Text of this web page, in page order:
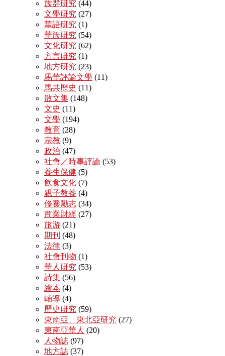
族群研究 (44)
文學研究 (27)
華語研究 (1)
華族研究 (54)
文化研究 (62)
方言研究 (1)
地方研究 (23)
馬華評論文學 (11)
馬共歷史 (11)
散文集 (148)
文史 (11)
文學 (194)
教育 (28)
宗教 (9)
政治 (47)
社會／時事評論 (53)
養生保健 (5)
飲食文化 (7)
親子教養 (4)
修養勵志 (34)
商業財經 (27)
旅游 (21)
期刊 (48)
法律 (3)
社會刊物 (1)
華人研究 (53)
詩集 (56)
繪本 (4)
輔導 (4)
歷史研究 (59)
東南亞、東北亞研究 (27)
東南亞華人 (20)
人物誌 (97)
地方誌 (37)